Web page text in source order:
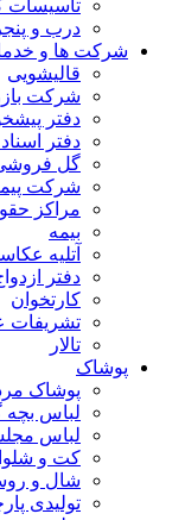
تاسیسات
درب و
شرکت ها و
قالیشویی
شرکت
دفتر
دفتر
گل فروشی
شرکت
مراکز
بیمه
آتلیه
دفتر
کارتخوان
تشریفات
تالار
پوشاک
پوشاک
لباس بچه
لباس
کت و
شال و
تولیدی